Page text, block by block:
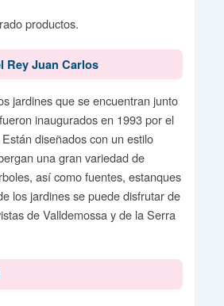
productos.
Rey Juan Carlos
jardines que se encuentran junto
inaugurados en 1993 por el
diseñados con un estilo
una gran variedad de
así como fuentes, estanques
los jardines se puede disfrutar de
de Valldemossa y de la Serra